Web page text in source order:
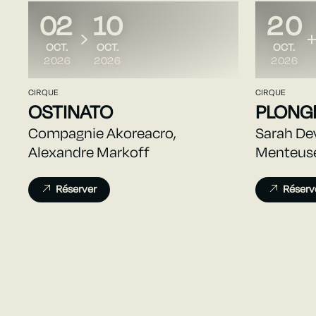
DU
02
OCTOBRE
OCT.
2026
AU
10
OCTOBRE
OCT.
2026
CIRQUE
OSTINATO
Compagnie Akoreacro,
Alexandre Markoff
Réserver
DU
20
OCTOBRE
OCT.
2026
AU
CIRQUE
Sarah